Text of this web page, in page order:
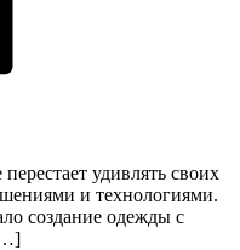
удивлять своих
и технологиями.
создание одежды с